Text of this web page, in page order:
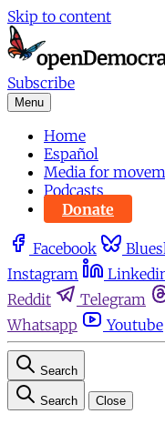
Skip to content
Subscribe
Menu
Home
Español
Media for
Podcasts
Donate
Facebook
Instagram
Reddit
Telegram
Whatsapp
Youtube
Search
Search Close